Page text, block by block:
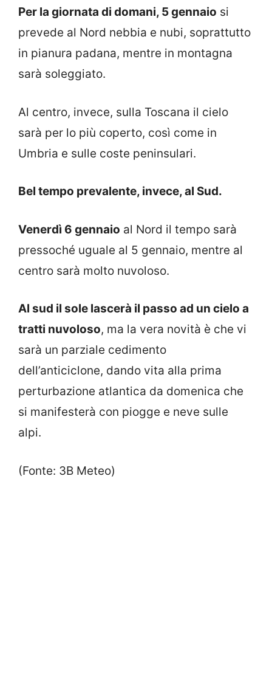
Per la giornata di domani, 5 gennaio si
prevede al Nord nebbia e nubi, soprattutto
in pianura padana, mentre in montagna
sarà soleggiato.
Al centro, invece, sulla Toscana il cielo
sarà per lo più coperto, così come in
Umbria e sulle coste peninsulari.
Bel tempo prevalente, invece, al Sud.
Venerdì 6 gennaio al Nord il tempo sarà
pressoché uguale al 5 gennaio, mentre al
centro sarà molto nuvoloso.
Al sud il sole lascerà il passo ad un cielo a
tratti nuvoloso, ma la vera novità è che vi
sarà un parziale cedimento
dell’anticiclone, dando vita alla prima
perturbazione atlantica da domenica che
si manifesterà con piogge e neve sulle
alpi.
(Fonte: 3B Meteo)